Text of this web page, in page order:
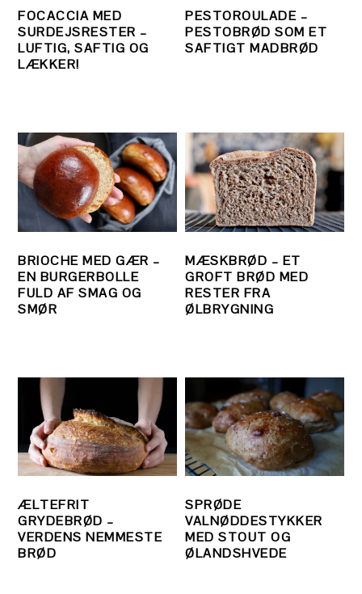
FOCACCIA MED
SURDEJSRESTER –
LUFTIG, SAFTIG OG
LÆKKER!
PESTOROULADE –
PESTOBRØD SOM ET
SAFTIGT MADBRØD
BRIOCHE MED GÆR –
EN BURGERBOLLE
FULD AF SMAG OG
SMØR
MÆSKBRØD – ET
GROFT BRØD MED
RESTER FRA
ØLBRYGNING
ÆLTEFRIT
GRYDEBRØD –
VERDENS NEMMESTE
BRØD
SPRØDE
VALNØDDESTYKKER
MED STOUT OG
ØLANDSHVEDE